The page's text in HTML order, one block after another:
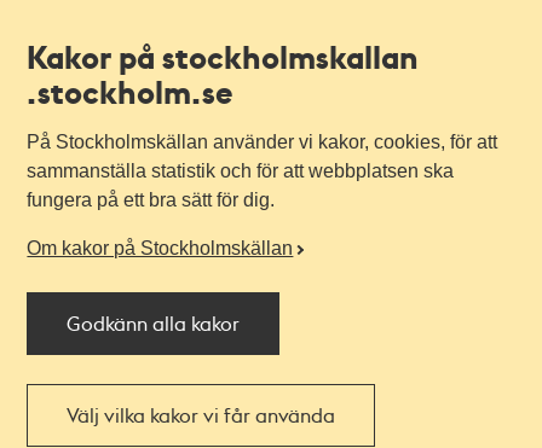
Kakor på stockholmskallan
.stockholm.se
På Stockholmskällan använder vi kakor, cookies, för att
sammanställa statistik och för att webbplatsen ska
fungera på ett bra sätt för dig.
Om kakor på Stockholmskällan
Godkänn alla kakor
Välj vilka kakor vi får använda